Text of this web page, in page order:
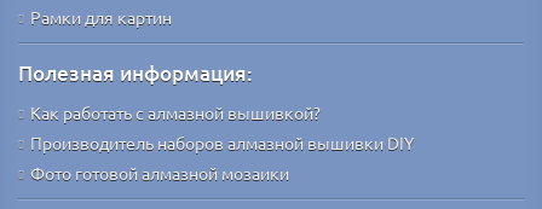
Рамки для картин
Полезная информация:
Как работать с алмазной вышивкой?
Производитель наборов алмазной вышивки DIY
Фото готовой алмазной мозаики